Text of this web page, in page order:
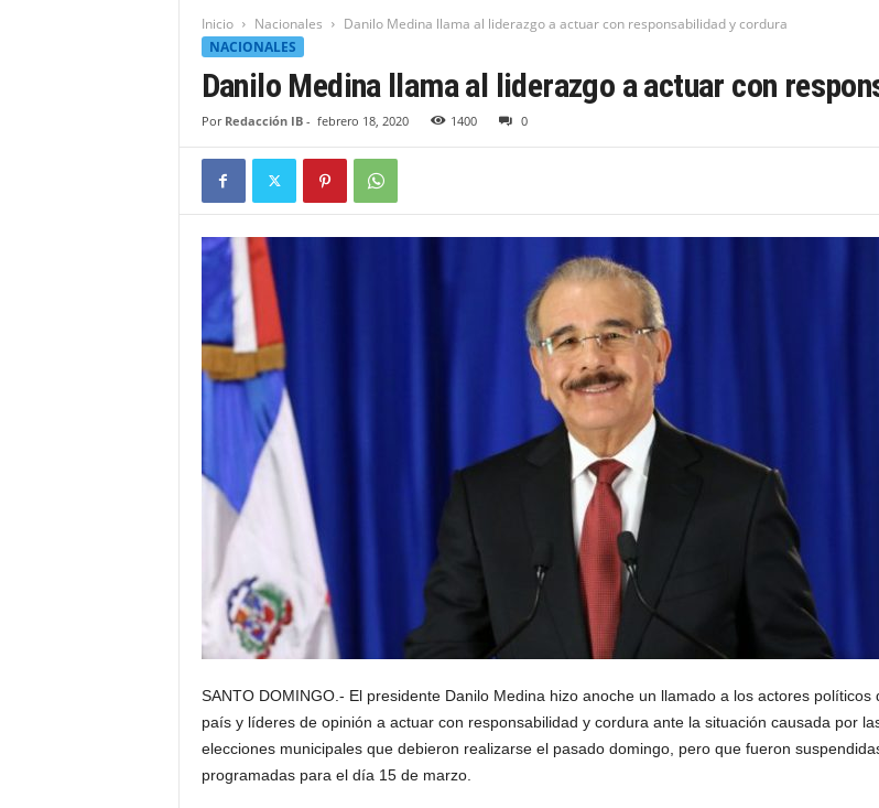
Inicio Nacionales
Danilo Medina llama al liderazgo a actuar con responsabilidad y cordura
NACIONALES
Danilo Medina llama al liderazgo a actuar con
Por Redacción IB- febrero 18, 2020 1400 0
SANTO DOMINGO.- El presidente Danilo Medina hizo anoche un llamado a los actores políticos
país y líderes de opinión a actuar con responsabilidad y cordura ante la situación causada por
elecciones municipales que debieron realizarse el pasado domingo, pero que fueron
programadas para el día 15 de marzo.